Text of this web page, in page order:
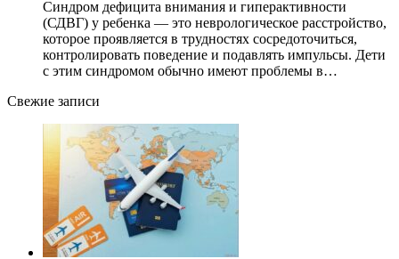
Синдром дефицита внимания и гиперактивности
(СДВГ) у ребенка — это неврологическое расстройство,
которое проявляется в трудностях сосредоточиться,
контролировать поведение и подавлять импульсы. Дети
с этим синдромом обычно имеют проблемы в…
Свежие записи